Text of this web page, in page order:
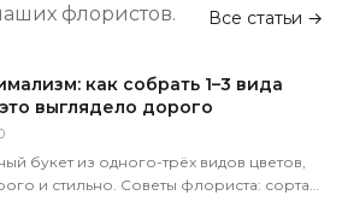
флористов.
Все статьи →
как собрать 1–3 вида
выглядело дорого
букет из одного-трёх видов цветов,
и стильно. Советы флориста: сорта,